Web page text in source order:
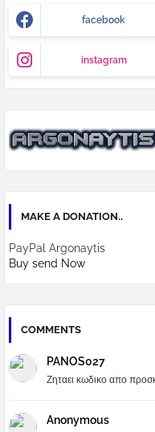
facebook
instagram
MAKE A DONATION..
PayPal Argonaytis
Buy send Now
COMMENTS
PANOS027
Ζηταει κωδικο απο
Anonymous